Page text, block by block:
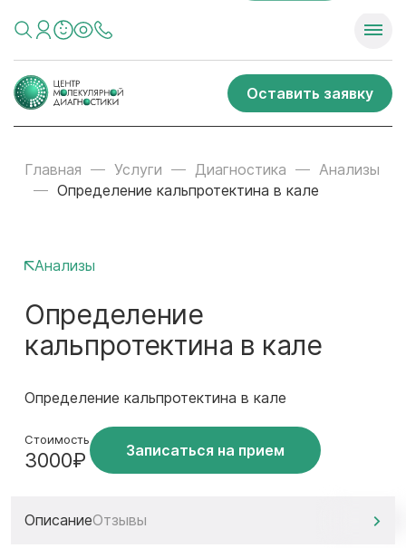
Оставить заявку
Главная Услуги Диагностика
Анализы
Определение кальпротектина в кале
Анализы
Определение
кальпротектина в кале
Определение кальпротектина в кале
Стоимость
3000₽ Записаться на прием
ОписаниеОтзывы